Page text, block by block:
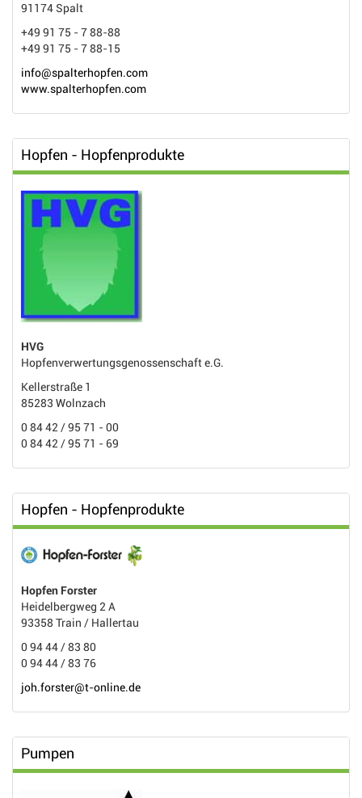
91174 Spalt
+49 91 75 - 7 88-88
+49 91 75 - 7 88-15
info@spalterhopfen.com
www.spalterhopfen.com
Hopfen - Hopfenprodukte
HVG
Hopfenverwertungsgenossenschaft e.G.
Kellerstraße 1
85283 Wolnzach
0 84 42 / 95 71 - 00
0 84 42 / 95 71 - 69
Hopfen - Hopfenprodukte
Hopfen Forster
Heidelbergweg 2 A
93358 Train / Hallertau
0 94 44 / 83 80
0 94 44 / 83 76
joh.forster@t-online.de
Pumpen